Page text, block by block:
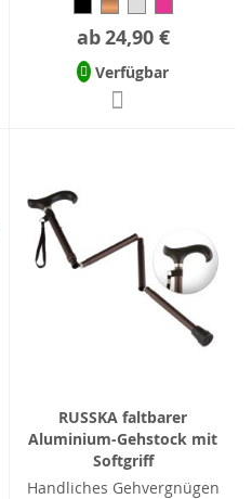
ab24,90 €
Verfügbar
RUSSKA faltbarer
Aluminium-Gehstock mit
Softgriff
Handliches Gehvergnügen